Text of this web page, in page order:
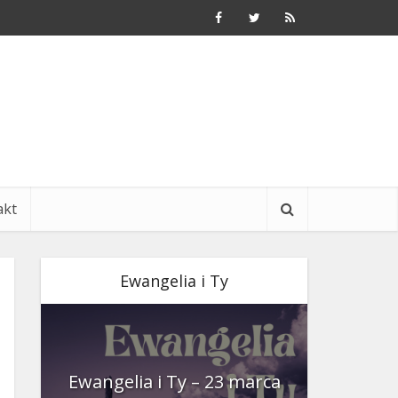
Ewangelia i Ty
Ewangelia i Ty – 23 marca